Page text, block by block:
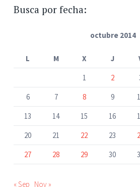
Busca por fecha:
octubre 2014
L M X J
1
2
6
7 8 9
13
14 15 16
20
21 22 23
27
28 29 30
« Sep Nov »